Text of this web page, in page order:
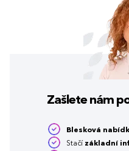
Zašlete nám
Blesková
Stačí základní